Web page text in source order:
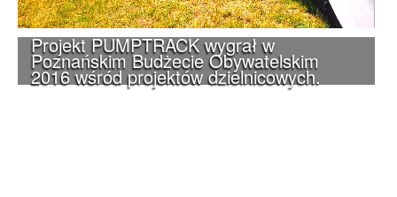
Projekt PUMPTRACK wygrał w
Poznańskim Budżecie Obywatelskim
2016 wśród projektów dzielnicowych.